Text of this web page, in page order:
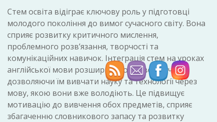
Стем освіта відіграє ключову роль у підготовці
молодого покоління до вимог сучасного світу. Вона
сприяє розвитку критичного мислення,
проблемного розв’язання, творчості та
комунікаційних навичок. Інтеграція стем на уроках
англійської мови розширює можливості учнів,
дозволяючи їм вивчати науку та технології через
мову, якою вони вже володіють. Це підвищує
мотивацію до вивчення обох предметів, сприяє
збагаченню словникового запасу та розвитку